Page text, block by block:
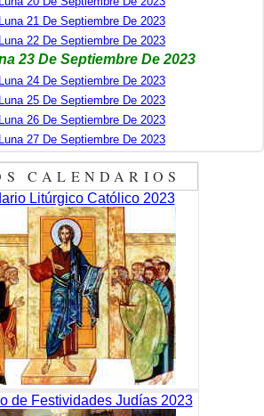
21 De Septiembre De 2023
22 De Septiembre De 2023
23 De Septiembre De 2023
24 De Septiembre De 2023
25 De Septiembre De 2023
26 De Septiembre De 2023
27 De Septiembre De 2023
CALENDARIOS
Litúrgico Católico 2023
de Festividades Judías 2023